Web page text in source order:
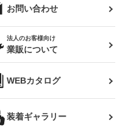
マフラー
X
ン
ンマジェスタ
ト
ワンビア
ェアレディZ
オーバーオール(つなぎ)
タオル
帽子
バッグ
ンを見る
歴
スレターお申し込み
お問い合わせ
法人のお客様向け
業販について
WEBカタログ
装着ギャラリー